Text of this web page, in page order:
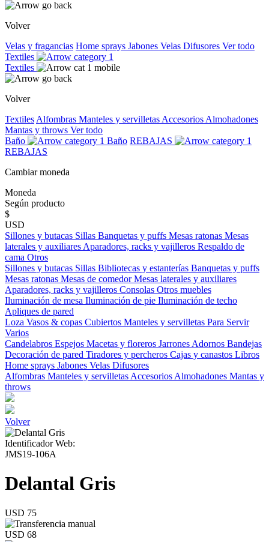
Volver
Velas y fragancias Home sprays Jabones Velas Difusores Ver todo
Textiles
Textiles
Volver
Textiles Alfombras Manteles y servilletas Accesorios Almohadones
Mantas y throws Ver todo
Baño
Baño REBAJAS
REBAJAS
Cambiar moneda
Moneda
Según producto
$
USD
Sillones y butacas Sillas Banquetas y puffs Mesas ratonas Mesas
laterales y auxiliares Aparadores, racks y vajilleros Respaldo de
cama Otros
Sillones y butacas Sillas Bibliotecas y estanterías Banquetas y puffs
Mesas ratonas Mesas de comedorMesas laterales y auxiliares
Aparadores, racks y vajilleros Consolas Otros muebles
Iluminación de mesa Iluminación de pie Iluminación de techo
Apliques de pared
Loza Vasos & copas Cubiertos Manteles y servilletas Para Servir
Varios
Candelabros Espejos Macetas y floreros Jarrones Adornos Bandejas
Decoración de pared Tiradores y percheros Cajas y canastos Libros
Home sprays Jabones Velas Difusores
Alfombras Manteles y servilletas Accesorios Almohadones Mantas y
throws
Volver
Identificador Web:
JMS19-106A
Delantal Gris
USD 75
USD 68